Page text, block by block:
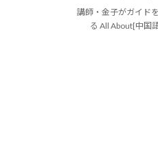
講師・金子がガイド
る All About[中国